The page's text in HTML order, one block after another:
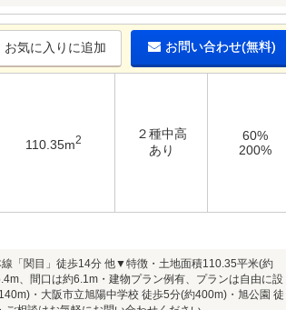
お気に入りに追加 お問い合わせ(無料)
110.35m2
２種中高
あり
60%
200%
「関目」徒歩14分 他▼特徴・土地面積110.35平米(約
、間口は約6.1m・建物プラン例有、プランは自由に設
・大阪市立旭陽中学校 徒歩5分(約400m)・旭公園 徒